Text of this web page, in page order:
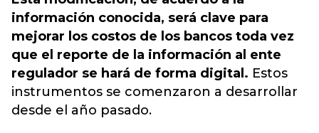
información conocida, será clave para
mejorar los costos de los bancos toda vez
que el reporte de la información al ente
regulador se hará de forma digital. Estos
instrumentos se comenzaron a desarrollar
desde el año pasado.